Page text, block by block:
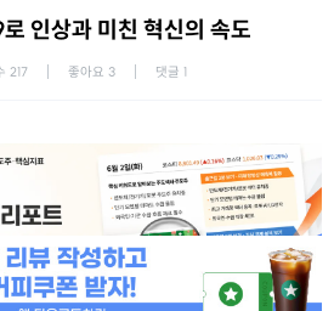
인상과 미친 혁신의 속도
217 좋아요 3 댓글 1